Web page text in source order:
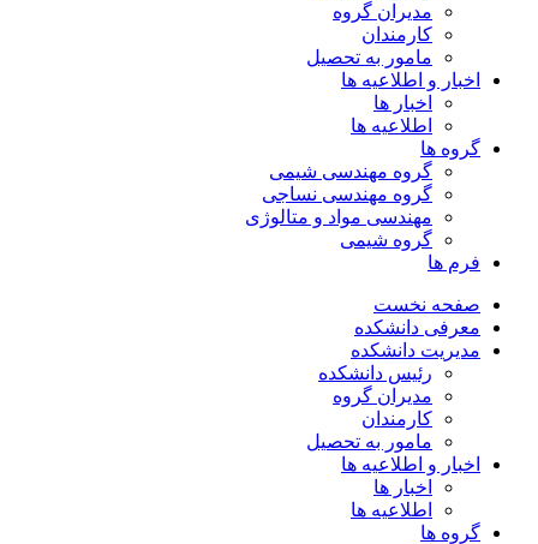
مدیران گروه
کارمندان
مامور به تحصیل
اخبار و اطلاعیه ها
اخبار ها
اطلاعیه ها
گروه ها
گروه مهندسی شیمی
گروه مهندسی نساجی
مهندسی مواد و متالوژی
گروه شیمی
فرم ها
صفحه نخست
معرفی دانشکده
مدیریت دانشکده
رئیس دانشکده
مدیران گروه
کارمندان
مامور به تحصیل
اخبار و اطلاعیه ها
اخبار ها
اطلاعیه ها
گروه ها